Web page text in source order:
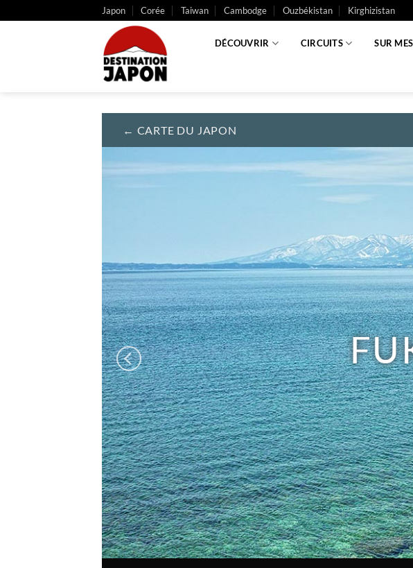
au
Japon Corée Taiwan Cambodge Ouzbékistan Kirghizistan
DÉCOUVRIR CIRCUITS SUR
← CARTE DU JAPON